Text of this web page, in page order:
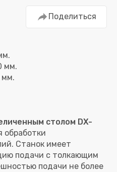
Поделиться
мм.
столом DX-
обработки
Станок имеет
подачи с толкающим
подачи не более